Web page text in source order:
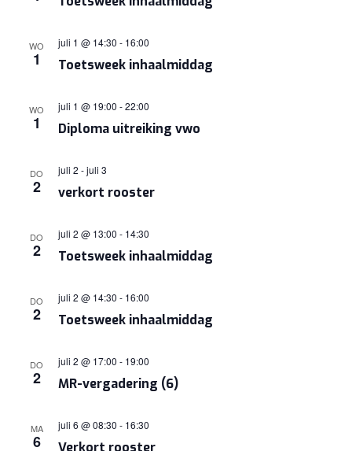
WO
1 Toetsweek inhaalmiddag
juli 1 @ 14:30 - 16:00
WO
1 Diploma uitreiking vwo
juli 1 @ 19:00 -22:00
DO
2 verkort rooster
juli 2 -juli 3
DO
2 Toetsweek inhaalmiddag
juli 2 @ 13:00 - 14:30
DO
2 Toetsweek inhaalmiddag
juli 2 @ 14:30 - 16:00
DO
2 MR-vergadering (6)
juli 2 @ 17:00 - 19:00
MA
6 Verkort rooster
juli 6 @ 08:30 - 16:30